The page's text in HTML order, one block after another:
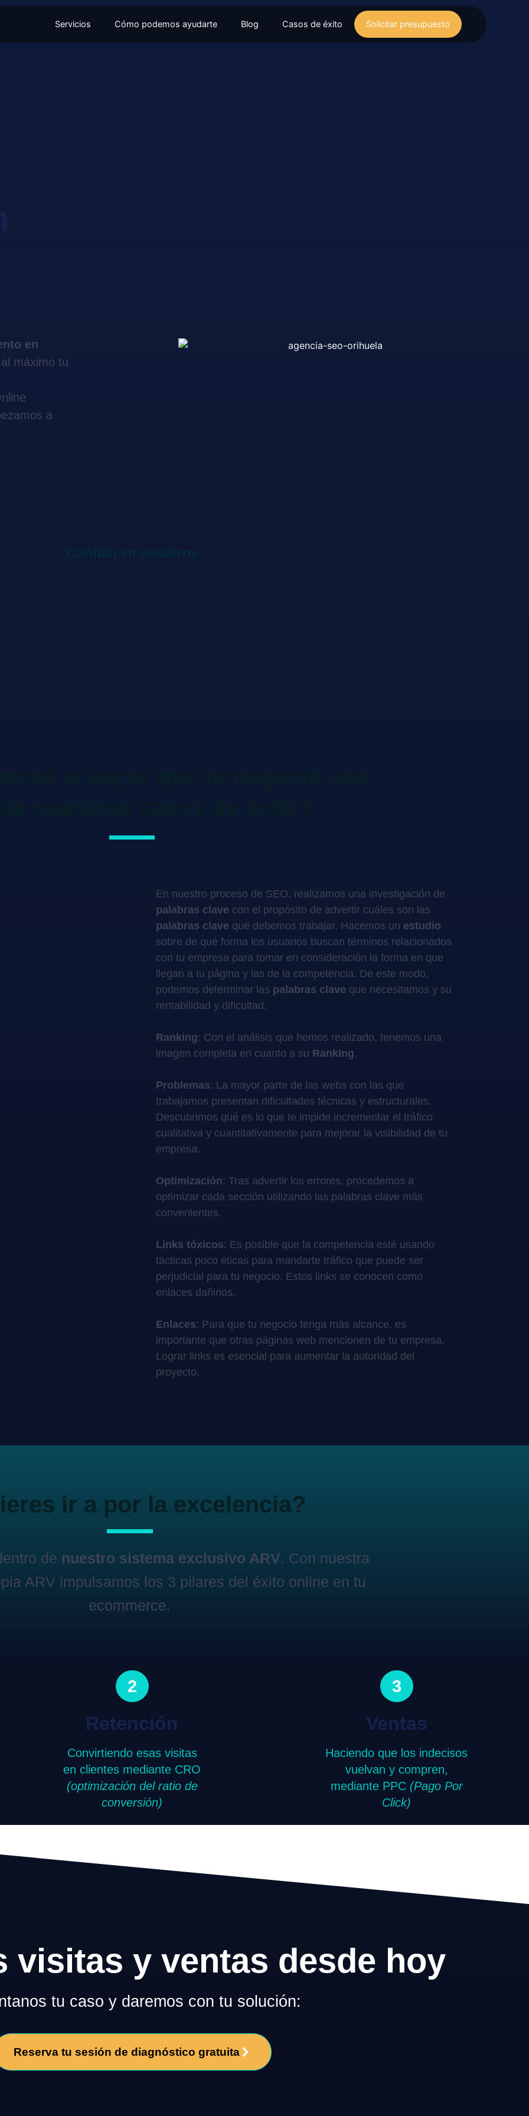
Servicios Cómo podemos ayudarte Blog Casos de éxito Solicitar presupuesto
en
máximo tu
a
En nuestro proceso de SEO, realizamos una investigación de
palabras clave con el propósito de advertir cuáles son las
palabras clave que debemos trabajar. Hacemos un estudio
sobre de qué forma los usuarios buscan términos relacionados
con tu empresa para tomar en consideración la forma en que
llegan a tu página y las de la competencia. De este modo,
podemos determinar las palabras clave que necesitamos y su
rentabilidad y dificultad.
Ranking: Con el análisis que hemos realizado, tenemos una
imagen completa en cuanto a su Ranking.
Problemas: La mayor parte de las webs con las que
trabajamos presentan dificultades técnicas y estructurales.
Descubrimos qué es lo que te impide incrementar el tráfico
cualitativa y cuantitativamente para mejorar la visibilidad de tu
empresa.
Optimización: Tras advertir los errores, procedemos a
optimizar cada sección utilizando las palabras clave más
convenientes.
Links tóxicos: Es posible que la competencia esté usando
tácticas poco éticas para mandarte tráfico que puede ser
perjudicial para tu negocio. Estos links se conocen como
enlaces dañinos.
Enlaces: Para que tu negocio tenga más alcance, es
importante que otras páginas web mencionen de tu empresa.
Lograr links es esencial para aumentar la autoridad del
proyecto.
ir a por la excelencia?
de nuestro sistema exclusivo ARV. Con nuestra
ARV impulsamos los 3 pilares del éxito online en tu
ecommerce.
2
Retención
Convirtiendo esas visitas
en clientes mediante CRO
(optimización del ratio de
conversión)
3
Ventas
Haciendo que los indecisos
vuelvan y compren,
mediante PPC (Pago Por
Click)
visitas y ventas desde hoy
tu caso y daremos con tu solución:
Reserva tu sesión de diagnóstico gratuita